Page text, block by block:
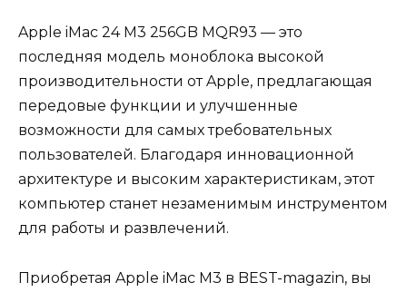
Apple iMac 24 M3 256GB MQR93 — это
последняя модель моноблока высокой
производительности от Apple, предлагающая
передовые функции и улучшенные
возможности для самых требовательных
пользователей. Благодаря инновационной
архитектуре и высоким характеристикам, этот
компьютер станет незаменимым инструментом
для работы и развлечений.
Приобретая Apple iMac M3 в BEST-magazin, вы